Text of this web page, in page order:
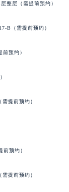
整层（需提前预约）
B（需提前预约）
预约）
提前预约）
预约）
提前预约）